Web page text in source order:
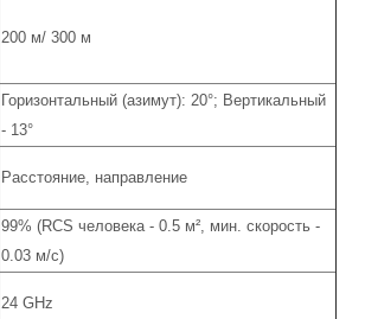
200 м/ 300 м
Горизонтальный (азимут): 20°; Вертикальный
- 13°
Расстояние, направление
99% (RCS человека - 0.5 м², мин. скорость -
0.03 м/c)
24 GHz